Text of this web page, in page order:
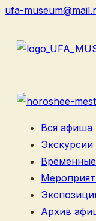
ufa-
Вся афиша
Экскурсии
Архив